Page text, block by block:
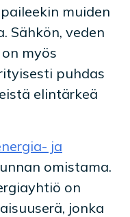
muiden
Sähkön, veden
myös
puhdas
elintärkeä
ja
omistama.
on
jonka